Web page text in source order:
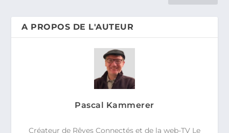
A PROPOS DE L'AUTEUR
Pascal Kammerer
Créateur de Rêves Connectés et de la web-TV Le